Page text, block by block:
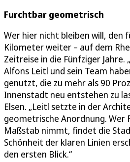
Furchtbar geometrisch
Wer hier nicht bleiben will, den
Kilometer weiter – auf dem
Zeitreise in die Fünfziger Jahre.
Alfons Leitl und sein Team
genutzt, die zu mehr als 90
Innenstadt neu entstehen zu
Elsen. „Leitl setzte in der
geometrische Anordnung. Wer
Maßstab nimmt, findet die
Schönheit der klaren Linien
den ersten Blick.“